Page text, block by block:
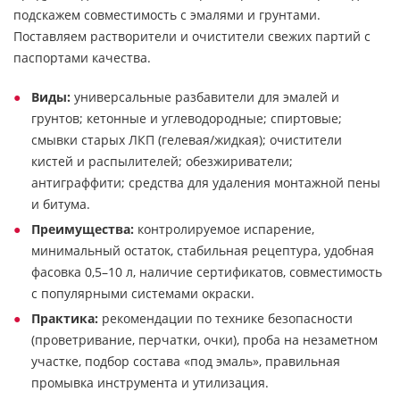
подскажем совместимость с эмалями и грунтами.
Поставляем растворители и очистители свежих партий с
паспортами качества.
Виды: универсальные разбавители для эмалей и
грунтов; кетонные и углеводородные; спиртовые;
смывки старых ЛКП (гелевая/жидкая); очистители
кистей и распылителей; обезжириватели;
антиграффити; средства для удаления монтажной пены
и битума.
Преимущества: контролируемое испарение,
минимальный остаток, стабильная рецептура, удобная
фасовка 0,5–10 л, наличие сертификатов, совместимость
с популярными системами окраски.
Практика: рекомендации по технике безопасности
(проветривание, перчатки, очки), проба на незаметном
участке, подбор состава «под эмаль», правильная
промывка инструмента и утилизация.